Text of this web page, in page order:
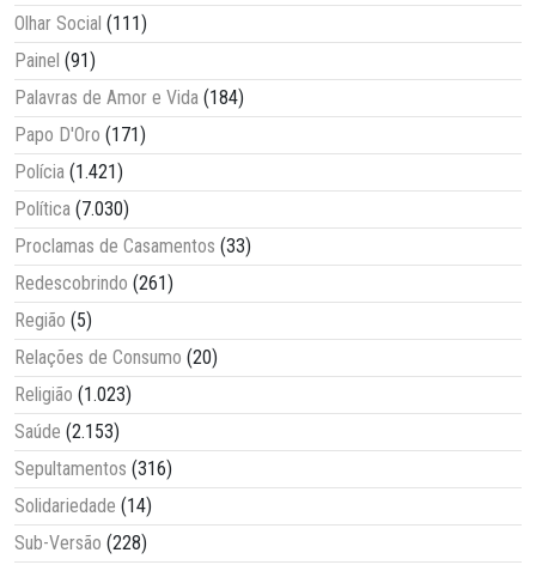
Olhar Social (111)
Painel (91)
Palavras de Amor e Vida (184)
Papo D'Oro (171)
Polícia (1.421)
Política (7.030)
Proclamas de Casamentos (33)
Redescobrindo (261)
Região (5)
Relações de Consumo (20)
Religião (1.023)
Saúde (2.153)
Sepultamentos (316)
Solidariedade (14)
Sub-Versão (228)